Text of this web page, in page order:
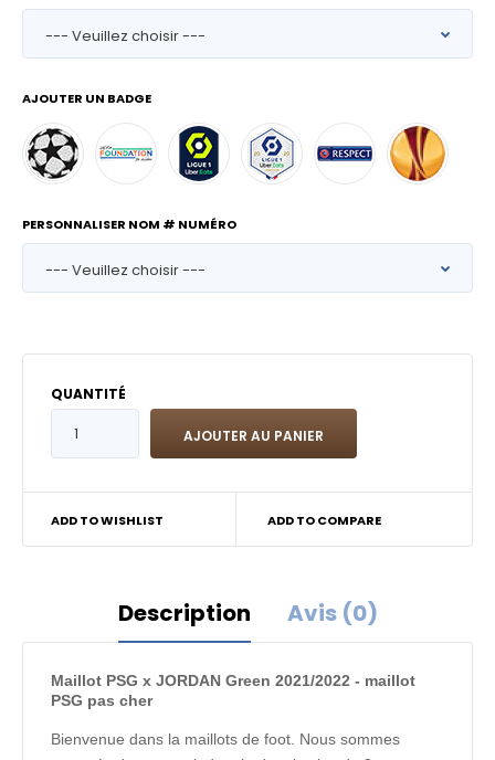
AJOUTER UN BADGE
PERSONNALISER NOM # NUMÉRO
QUANTITÉ
ADD TO WISHLIST ADD TO COMPARE
Description Avis (0)
Maillot PSG x JORDAN Green 2021/2022 - maillot
PSG pas cher
Bienvenue dans la maillots de foot. Nous sommes